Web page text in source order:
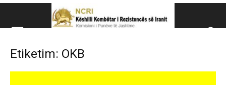
Këshillit Kombëtar të Rezistencës së Iranit (NCRI)
Etiketim: OKB